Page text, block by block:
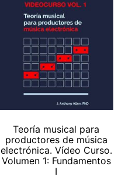
AÑADIR AL CARRITO
Teoría musical para
productores de música
electrónica. Vídeo Curso.
Volumen 1: Fundamentos
I